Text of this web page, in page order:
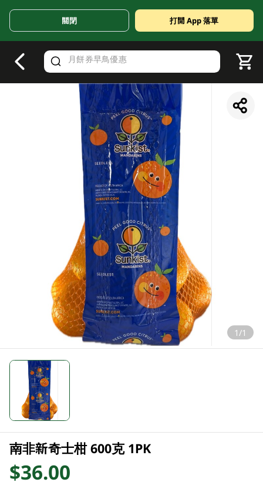
Valid Until 30 June 2026
關閉 打開 App 落單
1/1
南非新奇士柑 600克 1PK
$36.00